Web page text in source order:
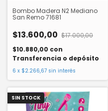
Bombo Madera N2 Mediano
San Remo 71681
$13.600,00 $17.000,00
$10.880,00 con
Transferencia o depósito
6 x $2.266,67 sin interés
SIN STOCK